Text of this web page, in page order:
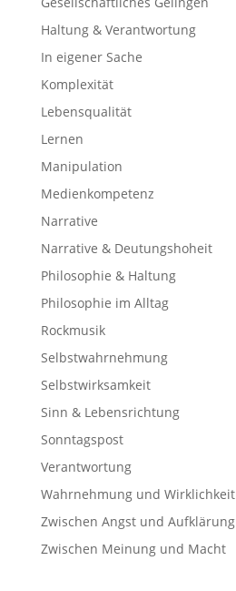
Haltung & Verantwortung
In eigener Sache
Komplexität
Lebensqualität
Lernen
Manipulation
Medienkompetenz
Narrative
Narrative & Deutungshoheit
Philosophie & Haltung
Philosophie im Alltag
Rockmusik
Selbstwahrnehmung
Selbstwirksamkeit
Sinn & Lebensrichtung
Sonntagspost
Verantwortung
Wahrnehmung und Wirklichkeit
Zwischen Angst und Aufklärung
Zwischen Meinung und Macht